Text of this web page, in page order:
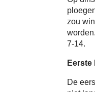
zou
7-14.
Eerste
De